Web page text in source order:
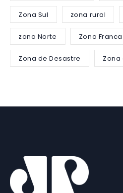
Zona Sul zona rural
zona Norte Zona
Zona de Desastre Zona